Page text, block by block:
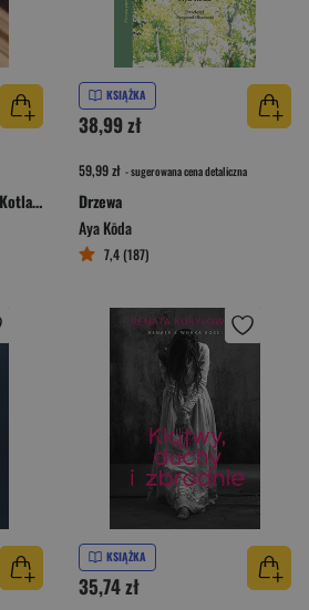
Miss. Zabójstwo Agnieszki Kotlarskiej
KSIĄŻKA
38,99 zł
59,99 zł - sugerowana cena detaliczna
Drzewa
Aya Kōda
7,4 (187)
KSIĄŻKA
35,74 zł